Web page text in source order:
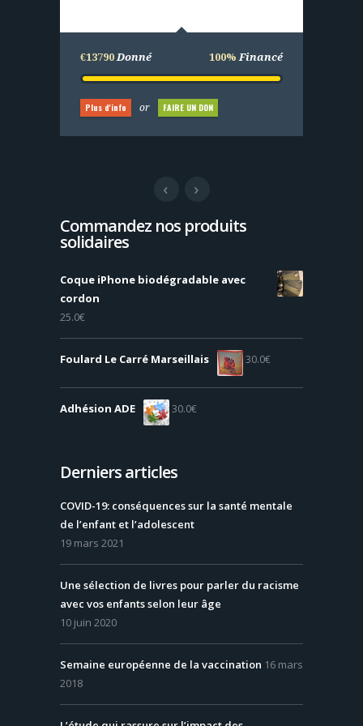
€13790 Donné 100% Financé
Plus d'info or FAIRE UN DON
€25000Donné 100%Financé
Commandez nos produits
solidaires
Coque iPhone biodégradable avec
cordon
25.0€
Foulard Le Carré Marseillais 30.0€
Adhésion ADE 30.0€
Derniers articles
COVID-19: conséquences sur la santé mentale
de l’enfant et l’adolescent
19 mars 2021
Une sélection de livres pour parler du racisme
avec vos enfants selon leur âge
10 juin 2020
Semaine européenne de la vaccination 16 mars
2018